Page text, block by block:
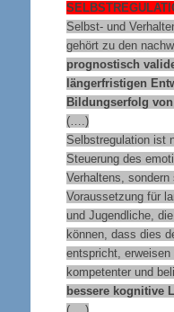
Selbst- und
gehört zu den
prognostisch
längerfristigen
Bildungserfolg
(….)
Selbstregulation ist
Steuerung des
Verhaltens,
Voraussetzung für
und Jugendliche,
können, dass dies
entspricht,
kompetenter und
bessere kognitive